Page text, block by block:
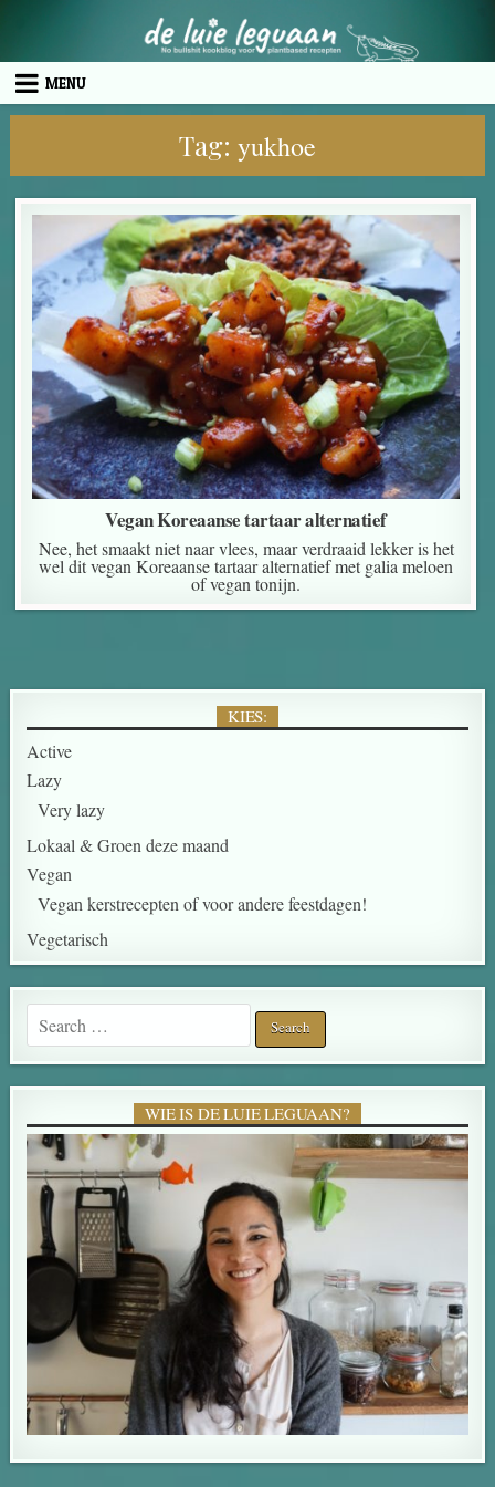
MENU
Tag: yukhoe
Vegan Koreaanse tartaar alternatief
Nee, het smaakt niet naar vlees, maar verdraaid lekker is het
wel dit vegan Koreaanse tartaar alternatief met galia meloen
of vegan tonijn.
KIES:
Active
Lazy
Very lazy
Lokaal & Groen deze maand
Vegan
Vegan kerstrecepten of voor andere feestdagen!
Vegetarisch
Search for:
WIE IS DE LUIE LEGUAAN?